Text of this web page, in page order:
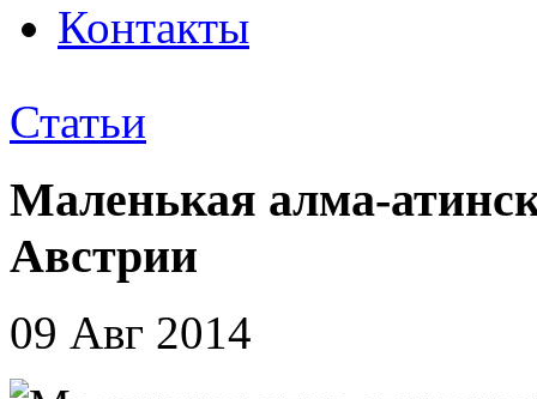
Контакты
Статьи
Маленькая алма-
Австрии
09 Авг 2014